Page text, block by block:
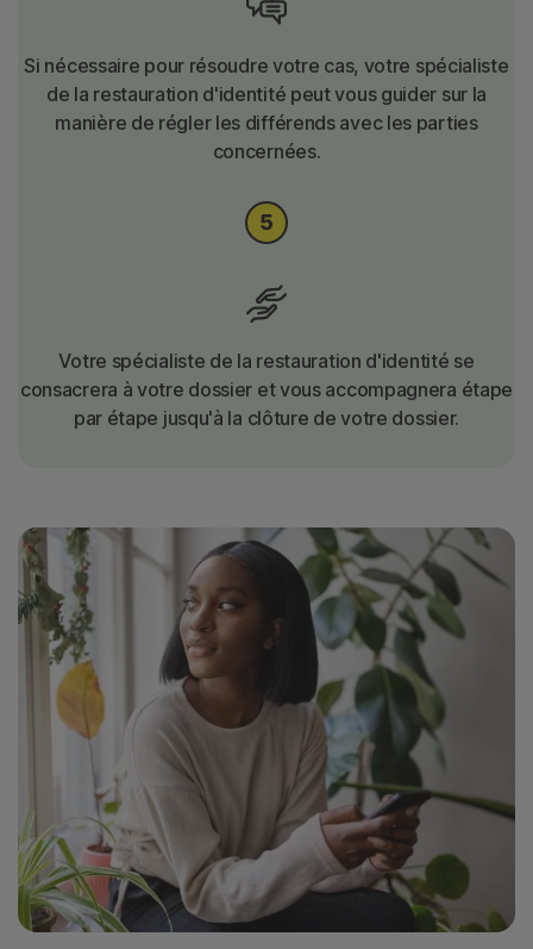
Si nécessaire pour résoudre votre cas, votre spécialiste
de la restauration d'identité peut vous guider sur la
manière de régler les différends avec les parties
concernées.
Votre spécialiste de la restauration d'identité se
consacrera à votre dossier et vous accompagnera étape
par étape jusqu'à la clôture de votre dossier.